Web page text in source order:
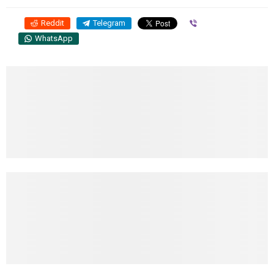
Reddit Telegram
WhatsApp